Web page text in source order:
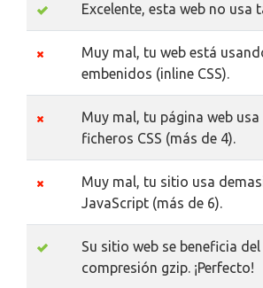
Excelente, esta web no usa
Muy mal, tu web está
embenidos (inline CSS).
Muy mal, tu página web
ficheros CSS (más de 4).
Muy mal, tu sitio usa
JavaScript (más de 6).
Su sitio web se beneficia
compresión gzip. ¡Perfecto!